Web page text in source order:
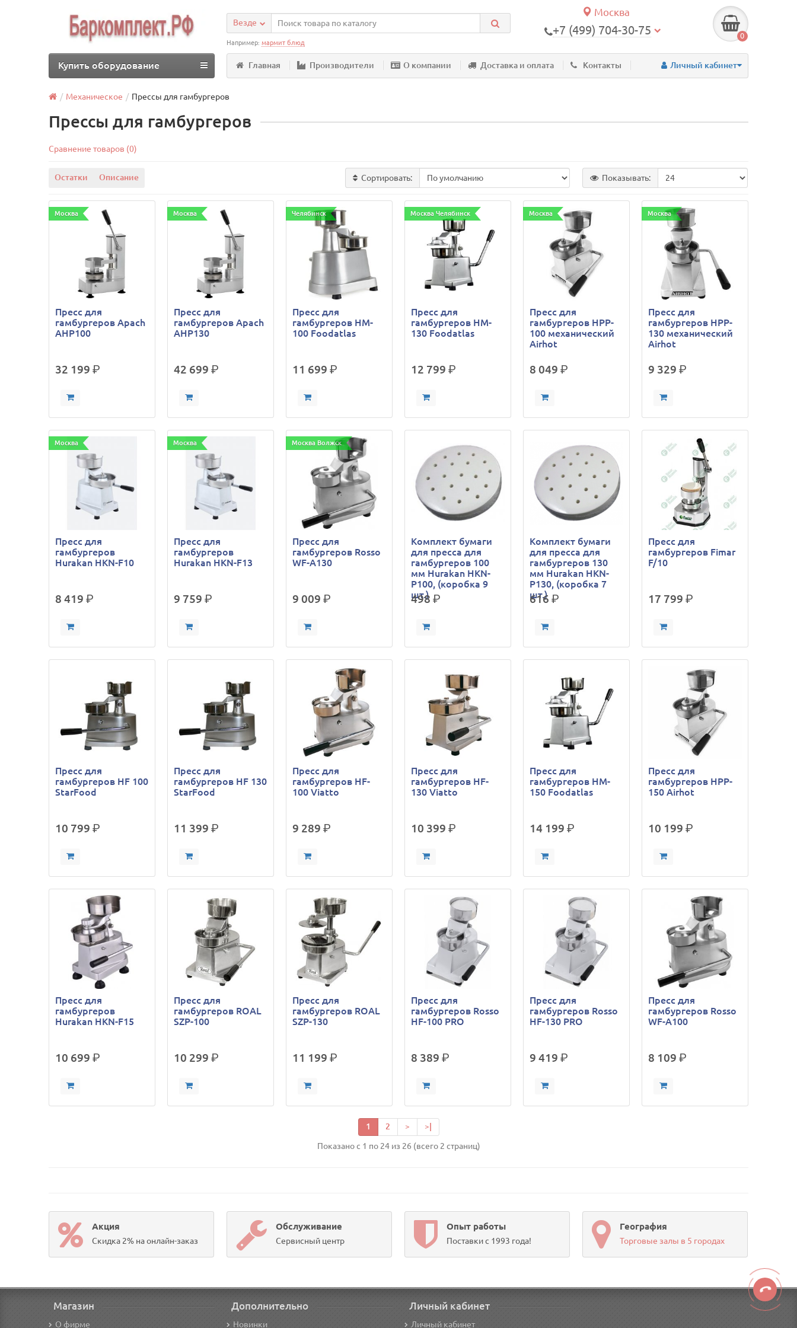
Москва
+7 (499) 704-30-75 0
Везде
Например:мармит блюд
Главная Производители О компании Доставка и оплата Контакты Личный кабинет
Купить оборудование
Механическое Прессы для гамбургеров
Прессы для гамбургеров
Сравнение товаров (0)
Остатки Описание Сортировать: Показывать:
Москва
Пресс для
гамбургеров Apach
AHP100
32 199р.
Москва
Пресс для
гамбургеров Apach
AHP130
42 699р.
Челябинск
Пресс для
гамбургеров HM-
100 Foodatlas
11 699р.
Москва Челябинск
Пресс для
гамбургеров HM-
130 Foodatlas
12 799 р.
Москва
Пресс для
гамбургеров HPP-
100 механический
Airhot
8 049 р.
Москва
Пресс для
гамбургеров HPP-
130 механический
Airhot
9 329 р.
Москва
Пресс для
гамбургеров
Hurakan HKN-F10
8 419р.
Москва
Пресс для
гамбургеров
Hurakan HKN-F13
9 759р.
Москва Волжск
Пресс для
гамбургеров Rosso
WF-A130
9 009р.
Комплект бумаги
для пресса для
гамбургеров 100
мм Hurakan HKN-
P100, (коробка 9
шт.)
498 р.
Комплект бумаги
для пресса для
гамбургеров 130
мм Hurakan HKN-
P130, (коробка 7
шт.)
616 р.
Пресс для
гамбургеров Fimar
F/10
17 799 р.
Пресс для
гамбургеров HF 100
StarFood
10 799р.
Пресс для
гамбургеров HF 130
StarFood
11 399р.
Пресс для
гамбургеров HF-
100 Viatto
9 289р.
Пресс для
гамбургеров HF-
130 Viatto
10 399 р.
Пресс для
гамбургеров HM-
150 Foodatlas
14 199 р.
Пресс для
гамбургеров HPP-
150 Airhot
10 199 р.
Пресс для
гамбургеров
Hurakan HKN-F15
10 699р.
Пресс для
гамбургеров ROAL
SZP-100
10 299р.
Пресс для
гамбургеров ROAL
SZP-130
11 199р.
Пресс для
гамбургеров Rosso
HF-100 PRO
8 389 р.
Пресс для
гамбургеров Rosso
HF-130 PRO
9 419 р.
Пресс для
гамбургеров Rosso
WF-A100
8 109 р.
1 2 > >|
Показано с 1 по 24 из 26 (всего 2 страниц)
Акция
Скидка 2% на онлайн-заказ
Обслуживание
Сервисный центр
Опыт работы
Поставки с 1993 года!
География
Торговые залы в 5 городах
Магазин
О фирме
Дополнительно
Новинки
Личный кабинет
Личный кабинет